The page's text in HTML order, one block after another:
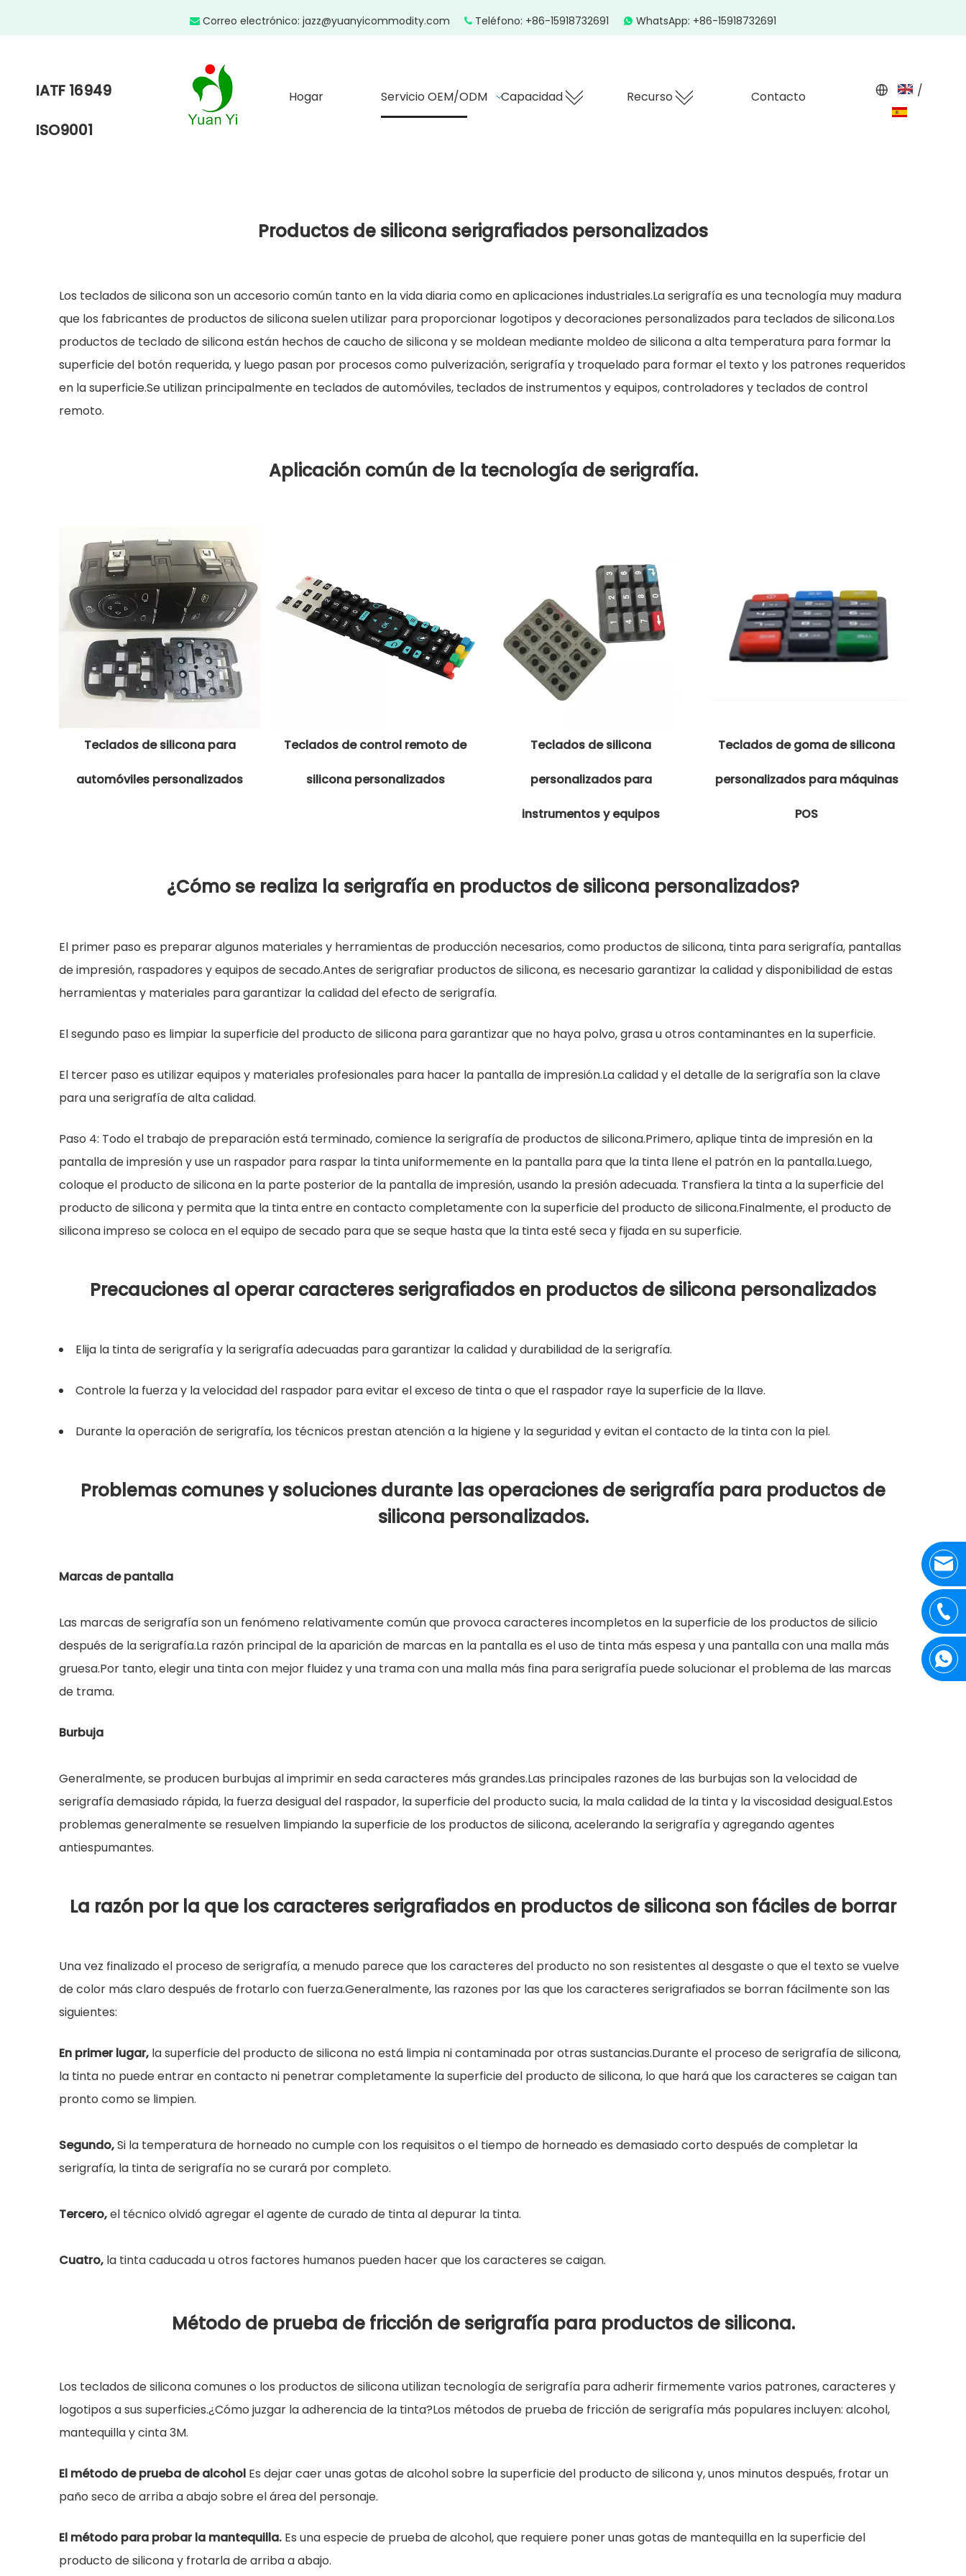
 Correo electrónico: jazz@yuanyicommodity.com  Teléfono: +86-15918732691  WhatsApp: +86-15918732691
IATF 16949
ISO9001
Hogar Servicio OEM/ODM Capacidad Recurso Contacto /
Productos de silicona serigrafiados personalizados
Los teclados de silicona son un accesorio común tanto en la vida diaria como en aplicaciones industriales.La serigrafía es una tecnología muy madura
que los fabricantes de productos de silicona suelen utilizar para proporcionar logotipos y decoraciones personalizados para teclados de silicona.Los
productos de teclado de silicona están hechos de caucho de silicona y se moldean mediante moldeo de silicona a alta temperatura para formar la
superficie del botón requerida, y luego pasan por procesos como pulverización, serigrafía y troquelado para formar el texto y los patrones requeridos
en la superficie.Se utilizan principalmente en teclados de automóviles, teclados de instrumentos y equipos, controladores y teclados de control
remoto.
Aplicación común de la tecnología de serigrafía.
Teclados de silicona para
automóviles personalizados
Teclados de control remoto de
silicona personalizados
Teclados de silicona
personalizados para
instrumentos y equipos
Teclados de goma de silicona
personalizados para máquinas
POS
¿Cómo se realiza la serigrafía en productos de silicona personalizados?
El primer paso es preparar algunos materiales y herramientas de producción necesarios, como productos de silicona, tinta para serigrafía, pantallas
de impresión, raspadores y equipos de secado.Antes de serigrafiar productos de silicona, es necesario garantizar la calidad y disponibilidad de estas
herramientas y materiales para garantizar la calidad del efecto de serigrafía.
El segundo paso es limpiar la superficie del producto de silicona para garantizar que no haya polvo, grasa u otros contaminantes en la superficie.
El tercer paso es utilizar equipos y materiales profesionales para hacer la pantalla de impresión.La calidad y el detalle de la serigrafía son la clave
para una serigrafía de alta calidad.
Paso 4: Todo el trabajo de preparación está terminado, comience la serigrafía de productos de silicona.Primero, aplique tinta de impresión en la
pantalla de impresión y use un raspador para raspar la tinta uniformemente en la pantalla para que la tinta llene el patrón en la pantalla.Luego,
coloque el producto de silicona en la parte posterior de la pantalla de impresión, usando la presión adecuada. Transfiera la tinta a la superficie del
producto de silicona y permita que la tinta entre en contacto completamente con la superficie del producto de silicona.Finalmente, el producto de
silicona impreso se coloca en el equipo de secado para que se seque hasta que la tinta esté seca y fijada en su superficie.
Precauciones al operar caracteres serigrafiados en productos de silicona personalizados
Elija la tinta de serigrafía y la serigrafía adecuadas para garantizar la calidad y durabilidad de la serigrafía.
Controle la fuerza y ​​​​la velocidad del raspador para evitar el exceso de tinta o que el raspador raye la superficie de la llave.
Durante la operación de serigrafía, los técnicos prestan atención a la higiene y la seguridad y evitan el contacto de la tinta con la piel.
Problemas comunes y soluciones durante las operaciones de serigrafía para productos de
silicona personalizados.
Marcas de pantalla
Las marcas de serigrafía son un fenómeno relativamente común que provoca caracteres incompletos en la superficie de los productos de silicio
después de la serigrafía.La razón principal de la aparición de marcas en la pantalla es el uso de tinta más espesa y una pantalla con una malla más
gruesa.Por tanto, elegir una tinta con mejor fluidez y una trama con una malla más fina para serigrafía puede solucionar el problema de las marcas
de trama.
Burbuja
Generalmente, se producen burbujas al imprimir en seda caracteres más grandes.Las principales razones de las burbujas son la velocidad de
serigrafía demasiado rápida, la fuerza desigual del raspador, la superficie del producto sucia, la mala calidad de la tinta y la viscosidad desigual.Estos
problemas generalmente se resuelven limpiando la superficie de los productos de silicona, acelerando la serigrafía y agregando agentes
antiespumantes.
La razón por la que los caracteres serigrafiados en productos de silicona son fáciles de borrar
Una vez finalizado el proceso de serigrafía, a menudo parece que los caracteres del producto no son resistentes al desgaste o que el texto se vuelve
de color más claro después de frotarlo con fuerza.Generalmente, las razones por las que los caracteres serigrafiados se borran fácilmente son las
siguientes:
En primer lugar, la superficie del producto de silicona no está limpia ni contaminada por otras sustancias.Durante el proceso de serigrafía de silicona,
la tinta no puede entrar en contacto ni penetrar completamente la superficie del producto de silicona, lo que hará que los caracteres se caigan tan
pronto como se limpien.
Segundo,Si la temperatura de horneado no cumple con los requisitos o el tiempo de horneado es demasiado corto después de completar la
serigrafía, la tinta de serigrafía no se curará por completo.
Tercero,el técnico olvidó agregar el agente de curado de tinta al depurar la tinta.
Cuatro, la tinta caducada u otros factores humanos pueden hacer que los caracteres se caigan.
Método de prueba de fricción de serigrafía para productos de silicona.
Los teclados de silicona comunes o los productos de silicona utilizan tecnología de serigrafía para adherir firmemente varios patrones, caracteres y
logotipos a sus superficies.¿Cómo juzgar la adherencia de la tinta?Los métodos de prueba de fricción de serigrafía más populares incluyen: alcohol,
mantequilla y cinta 3M.
El método de prueba de alcohol Es dejar caer unas gotas de alcohol sobre la superficie del producto de silicona y, unos minutos después, frotar un
paño seco de arriba a abajo sobre el área del personaje.
El método para probar la mantequilla. Es una especie de prueba de alcohol, que requiere poner unas gotas de mantequilla en la superficie del
producto de silicona y frotarla de arriba a abajo.